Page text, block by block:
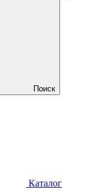
Поиск
Каталог